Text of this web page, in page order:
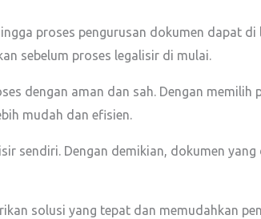
proses pengurusan dokumen dapat
sebelum proses legalisir di mulai.
dengan aman dan sah. Dengan memilih
mudah dan efisien.
sendiri. Dengan demikian, dokumen
solusi yang tepat dan memudahkan